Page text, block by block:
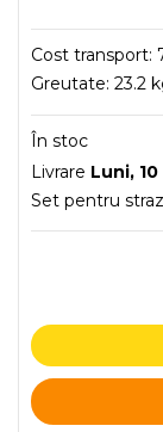
Cost transport:
Greutate: 23.2
În stoc
Livrare Luni,
Set pentru